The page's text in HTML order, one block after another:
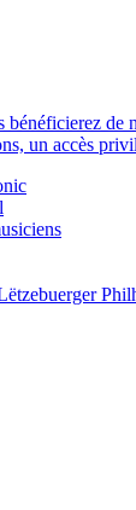
bénéficierez de
un accès